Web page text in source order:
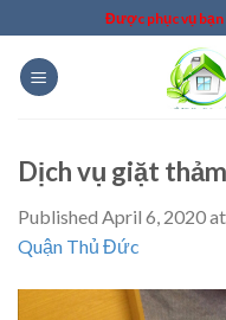
to
content
Được phục vụ bạn
Dịch vụ giặt
Published April 6, 2020at
Quận Thủ Đức